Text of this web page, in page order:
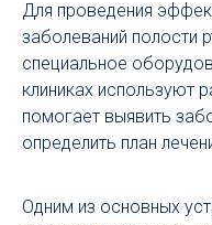
Для проведения
заболеваний полости
специальное
клиниках используют
помогает выявить
определить план
Одним из основных